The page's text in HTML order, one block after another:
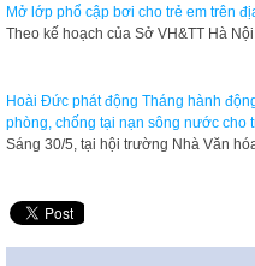
Mở lớp phổ cập bơi cho trẻ em trên
Theo kế hoạch của Sở VH&TT Hà
Hoài Đức phát động Tháng hành
phòng, chống tại nạn sông nước cho
Sáng 30/5, tại hội trường Nhà Văn